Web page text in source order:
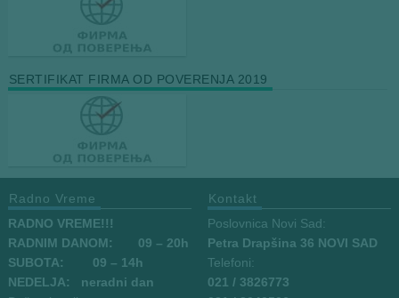
SERTIFIKAT FIRMA OD POVERENJA 2019
Radno Vreme
RADNO VREME!!!
RADNIM DANOM:
09 – 20h
SUBOTA: 09 – 14h
NEDELJA: neradni dan
Kontakt
Poslovnica Novi Sad:
Petra Drapšina 36 NOVI SAD
Telefoni:
021 / 3826773